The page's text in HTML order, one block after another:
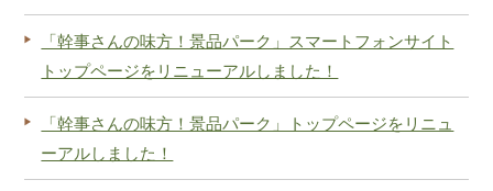
「幹事さんの味方！景品パーク」スマートフォンサイト
トップページをリニューアルしました！
「幹事さんの味方！景品パーク」トップページをリニュ
ーアルしました！